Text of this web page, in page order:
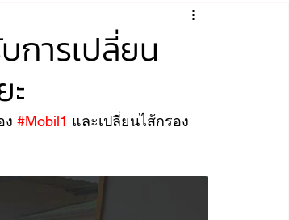
การเปลี่ยน
ง #Mobil1 และเปลี่ยนไส้กรอง